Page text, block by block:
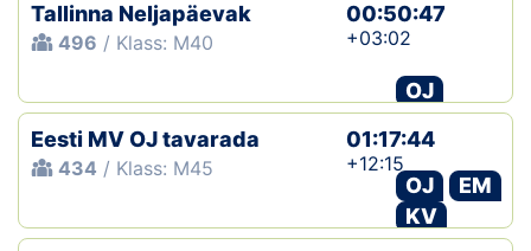
Tallinna Neljapäevak
496 / Klass: M40
00:50:47
+03:02
OJ
Eesti MV OJ tavarada
434 / Klass: M45
01:17:44
+12:15
OJ
EM
KV